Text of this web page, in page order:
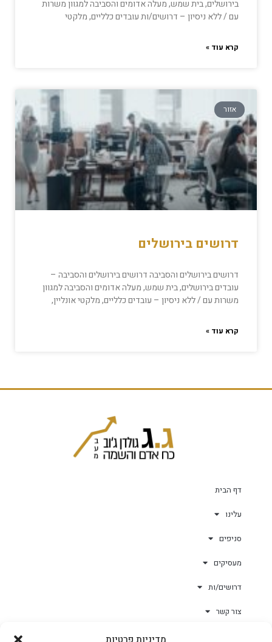
בירושלים, בית שמש, מעלה אדומים והסביבה למגוון משרות
עם / ללא ניסיון – דרושים/ות עובדים כלליים, מלקטי
קרא עוד »
אזור
דרושים בירושלים
דרושים בירושלים והסביבה דרושים בירושלים והסביבה –
עובדים בירושלים, בית שמש, מעלה אדומים והסביבה למגוון
משרות עם / ללא ניסיון – עובדים כלליים, מלקטי אונליין,
קרא עוד »
דף הבית
עלינו
סניפים
מעסיקים
דרושים/ות
צור קשר